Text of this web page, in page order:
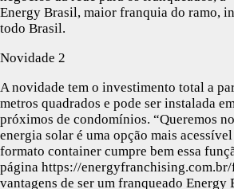
Energy Brasil, maior franquia do ramo,
todo Brasil.
Novidade 2
A novidade tem o investimento total a
metros quadrados e pode ser instalada
próximos de condomínios. “Queremos
energia solar é uma opção mais
formato container cumpre bem essa
página https://
vantagens de ser um franqueado Energy